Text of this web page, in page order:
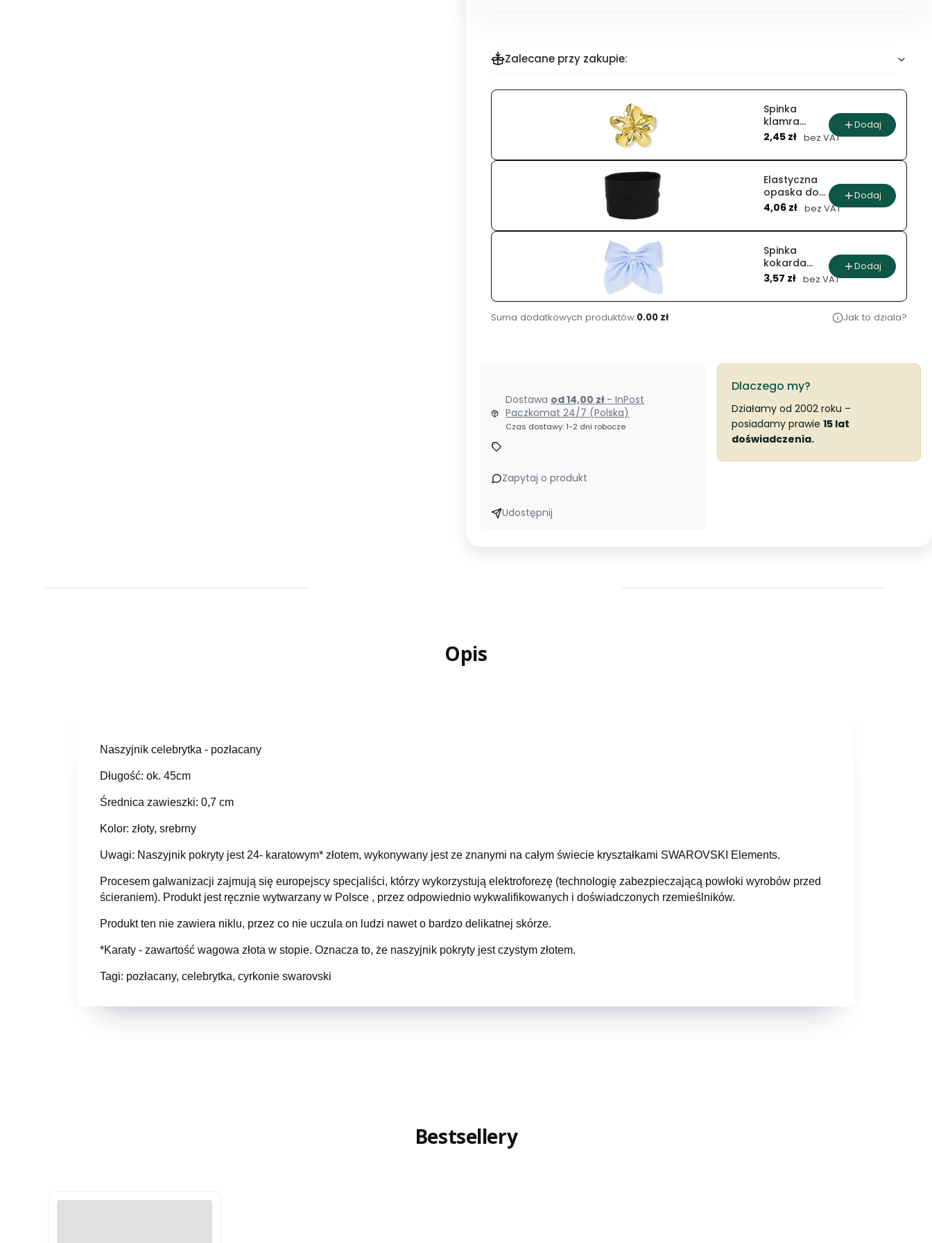
Zalecane przy zakupie:
Spinka
klamra
kwiaty
Cena
2,45 zł bez VAT
Dodaj
Elastyczna
opaska do
włosów -
Cena
4,06 zł bez VAT
Dodaj
Spinka
kokarda
atłasowa
Cena
3,57 zł bez VAT
Dodaj
Suma dodatkowych produktów:0.00 zł Jak to dziala?
Dostawa od 14,00 zł - InPost
Paczkomat 24/7 (Polska)
Czas dostawy: 1-2 dni robocze
Zapytaj o produkt
Udostępnij
Dlaczego my?
Działamy od 2002 roku –
posiadamy prawie 15 lat
doświadczenia.
Opis
Naszyjnik celebrytka - pozłacany
Długość: ok. 45cm
Średnica zawieszki: 0,7 cm
Kolor: złoty, srebrny
Uwagi: Naszyjnik pokryty jest 24- karatowym* złotem, wykonywany jest ze znanymi na całym świecie kryształkami SWAROVSKI Elements.
Procesem galwanizacji zajmują się europejscy specjaliści, którzy wykorzystują elektroforezę (technologię zabezpieczającą powłoki wyrobów przed
ścieraniem). Produkt jest ręcznie wytwarzany w Polsce , przez odpowiednio wykwalifikowanych i doświadczonych rzemieślników.
Produkt ten nie zawiera niklu, przez co nie uczula on ludzi nawet o bardzo delikatnej skórze.
*Karaty - zawartość wagowa złota w stopie. Oznacza to, że naszyjnik pokryty jest czystym złotem.
Tagi: pozłacany, celebrytka, cyrkonie swarovski
Bestsellery